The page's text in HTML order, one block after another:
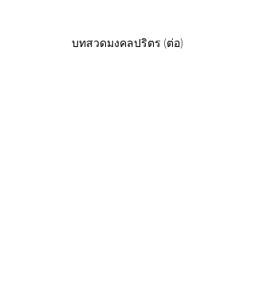
บทสวดมงคลปริตร (ต่อ)